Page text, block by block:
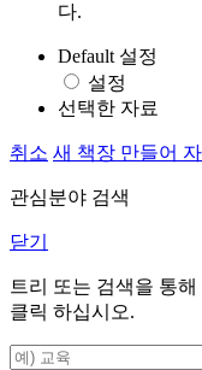
다.
Default 설정
설정
선택한 자료
취소 새 책장 만들어 자
관심분야 검색
닫기
트리 또는 검색을 통
클릭 하십시오.